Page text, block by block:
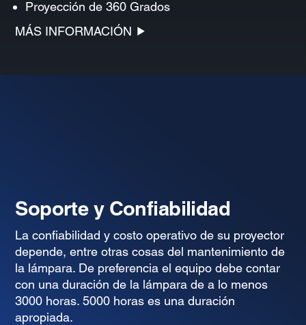
Proyección de 360 Grados
MÁS INFORMACIÓN
Soporte y Confiabilidad
La confiabilidad y costo operativo de su proyector
depende, entre otras cosas del mantenimiento de
la lámpara. De preferencia el equipo debe contar
con una duración de la lámpara de a lo menos
3000 horas. 5000 horas es una duración
apropiada.